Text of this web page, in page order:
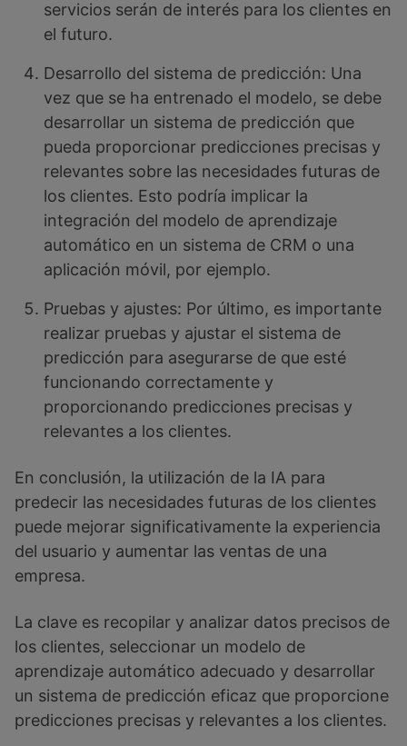
servicios serán de interés para los clientes en
el futuro.
Desarrollo del sistema de predicción: Una
vez que se ha entrenado el modelo, se debe
desarrollar un sistema de predicción que
pueda proporcionar predicciones precisas y
relevantes sobre las necesidades futuras de
los clientes. Esto podría implicar la
integración del modelo de aprendizaje
automático en un sistema de CRM o una
aplicación móvil, por ejemplo.
Pruebas y ajustes: Por último, es importante
realizar pruebas y ajustar el sistema de
predicción para asegurarse de que esté
funcionando correctamente y
proporcionando predicciones precisas y
relevantes a los clientes.
En conclusión, la utilización de la IA para
predecir las necesidades futuras de los clientes
puede mejorar significativamente la experiencia
del usuario y aumentar las ventas de una
empresa.
La clave es recopilar y analizar datos precisos de
los clientes, seleccionar un modelo de
aprendizaje automático adecuado y desarrollar
un sistema de predicción eficaz que proporcione
predicciones precisas y relevantes a los clientes.